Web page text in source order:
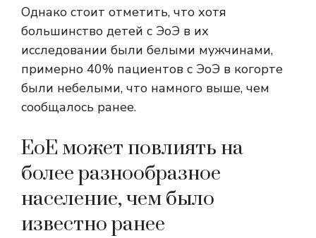
Однако стоит отметить, что хотя
большинство детей с ЭоЭ в их
исследовании были белыми мужчинами,
примерно 40% пациентов с ЭоЭ в когорте
были небелыми, что намного выше, чем
сообщалось ранее.
EoE может повлиять на
более разнообразное
население, чем было
известно ранее